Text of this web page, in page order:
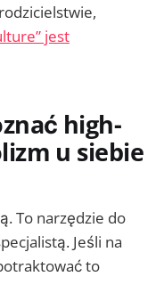
jest
high-
u siebie
To narzędzie do
Jeśli na
to